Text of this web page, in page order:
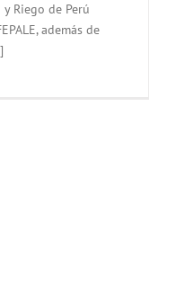
Riego de Perú
además de